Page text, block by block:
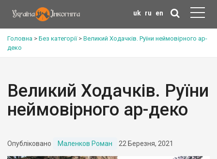
uk ru en
Головна > Без категорії> Великий Ходачків. Руїни неймовірного ар-
деко
Великий Ходачків. Руїни
неймовірного ар-деко
Опубліковано Маленков Роман 22 Березня, 2021